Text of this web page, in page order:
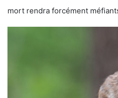
mort rendra forcément